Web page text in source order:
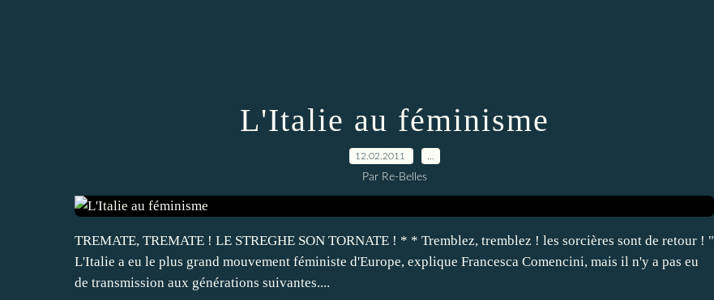
L'Italie au féminisme
12.02.2011
Par Re-Belles
TREMATE, TREMATE ! LE STREGHE SON TORNATE ! * * Tremblez, tremblez ! les sorcières sont de retour ! "
L'Italie a eu le plus grand mouvement féministe d'Europe, explique Francesca Comencini, mais il n'y a pas eu
de transmission aux générations suivantes....